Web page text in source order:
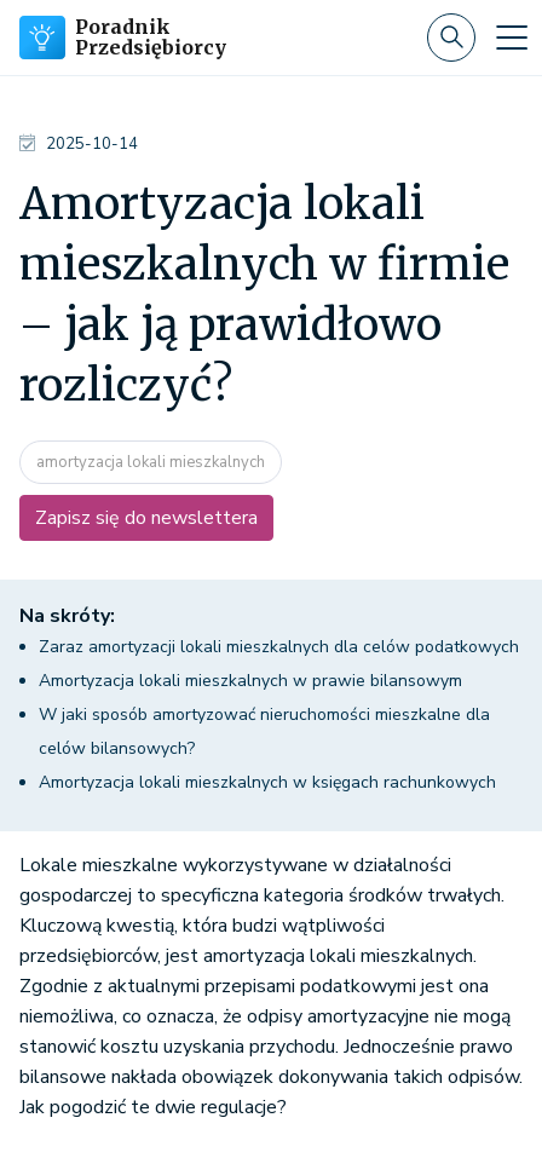
Poradnik
Przedsiębiorcy
2025-10-14
Amortyzacja lokali
mieszkalnych w firmie
– jak ją prawidłowo
rozliczyć?
amortyzacja lokali mieszkalnych
Zapisz się do newslettera
Na skróty:
Zaraz amortyzacji lokali mieszkalnych dla celów podatkowych
Amortyzacja lokali mieszkalnych w prawie bilansowym
W jaki sposób amortyzować nieruchomości mieszkalne dla
celów bilansowych?
Amortyzacja lokali mieszkalnych w księgach rachunkowych
Lokale mieszkalne wykorzystywane w działalności
gospodarczej to specyficzna kategoria środków trwałych.
Kluczową kwestią, która budzi wątpliwości
przedsiębiorców, jest amortyzacja lokali mieszkalnych.
Zgodnie z aktualnymi przepisami podatkowymi jest ona
niemożliwa, co oznacza, że odpisy amortyzacyjne nie mogą
stanowić kosztu uzyskania przychodu. Jednocześnie prawo
bilansowe nakłada obowiązek dokonywania takich odpisów.
Jak pogodzić te dwie regulacje?